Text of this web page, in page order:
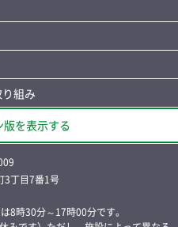
組み
版を表示する
3丁目7番1号
8時30分～17時00分です。